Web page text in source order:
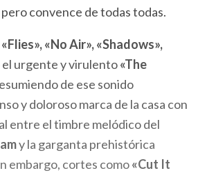
convence de todas todas.
«Flies», «No Air», «Shadows»,
el urgente y virulento«The
de ese sonido
y doloroso marca de la casa con
entre el timbre melódico del
y la garganta prehistórica
embargo, cortes como«Cut It